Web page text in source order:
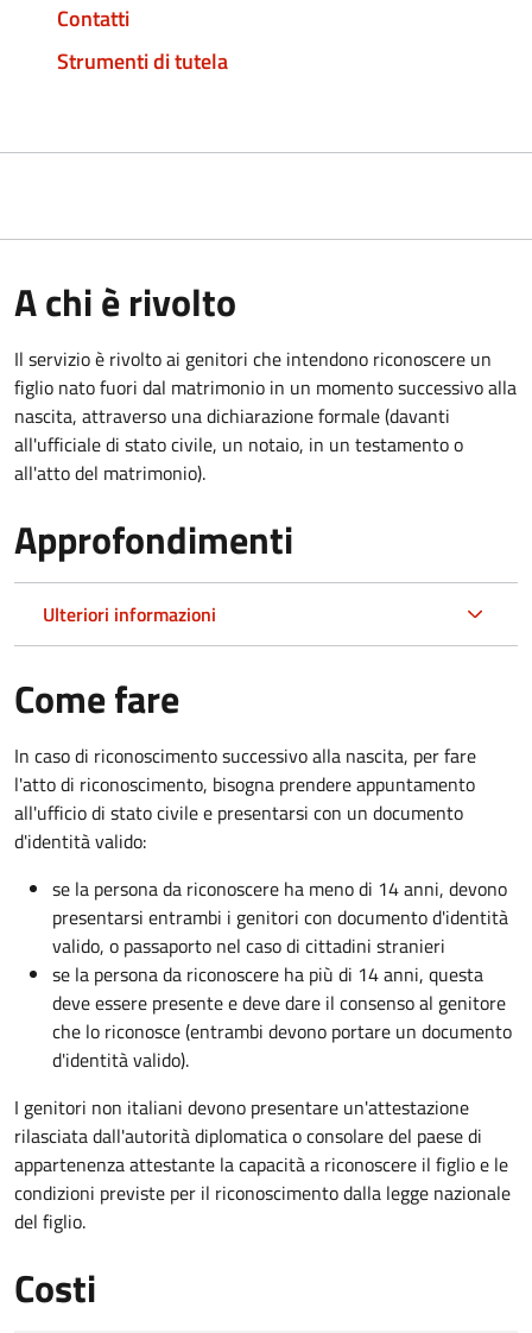
Contatti
Strumenti di tutela
A chi è rivolto
Il servizio è rivolto ai genitori che intendono riconoscere un
figlio nato fuori dal matrimonio in un momento successivo alla
nascita, attraverso una dichiarazione formale (davanti
all'ufficiale di stato civile, un notaio, in un testamento o
all'atto del matrimonio).
Approfondimenti
Ulteriori informazioni
Come fare
In caso di riconoscimento successivo alla nascita, per fare
l'atto di riconoscimento, bisogna prendere appuntamento
all'ufficio di stato civile e presentarsi con un documento
d'identità valido:
se la persona da riconoscere ha meno di 14 anni, devono
presentarsi entrambi i genitori con documento d'identità
valido, o passaporto nel caso di cittadini stranieri
se la persona da riconoscere ha più di 14 anni, questa
deve essere presente e deve dare il consenso al genitore
che lo riconosce (entrambi devono portare un documento
d'identità valido).
I genitori non italiani devono presentare un'attestazione
rilasciata dall'autorità diplomatica o consolare del paese di
appartenenza attestante la capacità a riconoscere il figlio e le
condizioni previste per il riconoscimento dalla legge nazionale
del figlio.
Costi